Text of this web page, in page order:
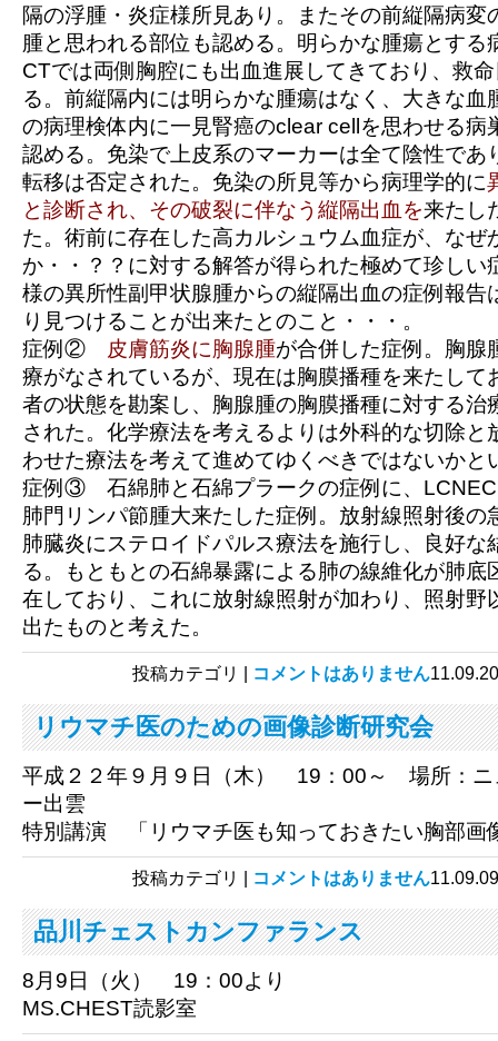
隔の浮腫・炎症様所見あり。またその前縦隔病変
腫と思われる部位も認める。明らかな腫瘍とする
CTでは両側胸腔にも出血進展してきており、救
る。前縦隔内には明らかな腫瘍はなく、大きな血
の病理検体内に一見腎癌のclear cellを思わせる病
認める。免染で上皮系のマーカーは全て陰性であ
転移は否定された。免染の所見等から病理学的に
と診断され、その破裂に伴なう縦隔出血を来たし
た。術前に存在した高カルシュウム血症が、なぜ
か・・？？に対する解答が得られた極めて珍しい
様の異所性副甲状腺腫からの縦隔出血の症例報告
り見つけることが出来たとのこと・・・。
症例② 皮膚筋炎に胸腺腫が合併した症例。胸腺
療がなされているが、現在は胸膜播種を来たして
者の状態を勘案し、胸腺腫の胸膜播種に対する治
された。化学療法を考えるよりは外科的な切除と
わせた療法を考えて進めてゆくべきではないかと
症例③ 石綿肺と石綿プラークの症例に、LCNEC
肺門リンパ節腫大来たした症例。放射線照射後の
肺臓炎にステロイドパルス療法を施行し、良好な
る。もともとの石綿暴露による肺の線維化が肺底
在しており、これに放射線照射が加わり、照射野
出たものと考えた。
投稿カテゴリ | コメントはありません
リウマチ医のための画像診断研究会
平成２２年９月９日（木） 19：00～ 場所：ニ
ー出雲
特別講演 「リウマチ医も知っておきたい胸部画
投稿カテゴリ | コメントはありません
品川チェストカンファランス
8月9日（火） 19：00より
MS.CHEST読影室